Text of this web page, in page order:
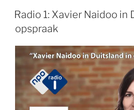
Radio 1: Xavier Naidoo in
opspraak